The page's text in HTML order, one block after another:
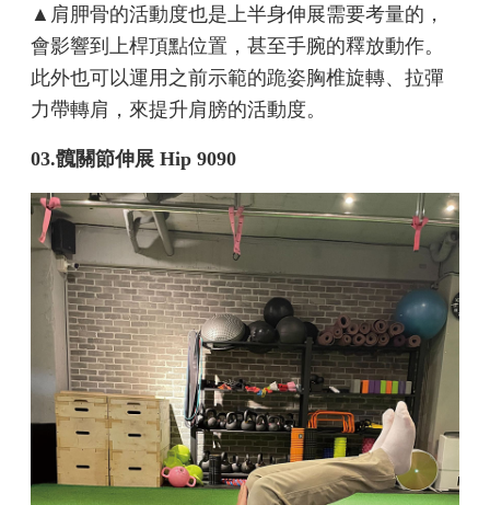
▲肩胛骨的活動度也是上半身伸展需要考量的，
會影響到上桿頂點位置，甚至手腕的釋放動作。
此外也可以運用之前示範的跪姿胸椎旋轉、拉彈
力帶轉肩，來提升肩膀的活動度。
03.髖關節伸展 Hip 9090